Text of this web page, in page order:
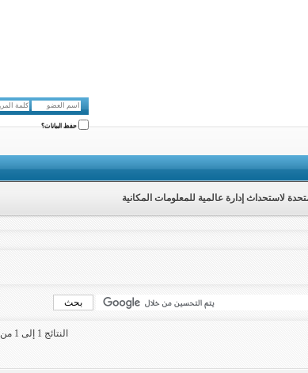
حفظ البيانات؟
لاستحداث إدارة عالمية للمعلومات المكانية
النتائج 1 إلى 1 من 1